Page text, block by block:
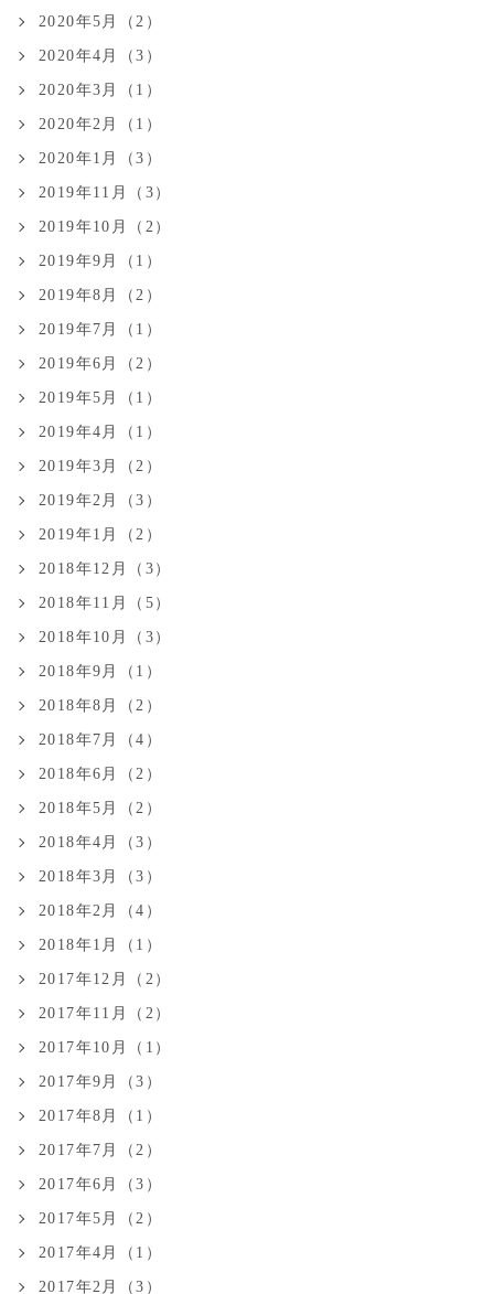
2020年5月（2）
2020年4月（3）
2020年3月（1）
2020年2月（1）
2020年1月（3）
2019年11月（3）
2019年10月（2）
2019年9月（1）
2019年8月（2）
2019年7月（1）
2019年6月（2）
2019年5月（1）
2019年4月（1）
2019年3月（2）
2019年2月（3）
2019年1月（2）
2018年12月（3）
2018年11月（5）
2018年10月（3）
2018年9月（1）
2018年8月（2）
2018年7月（4）
2018年6月（2）
2018年5月（2）
2018年4月（3）
2018年3月（3）
2018年2月（4）
2018年1月（1）
2017年12月（2）
2017年11月（2）
2017年10月（1）
2017年9月（3）
2017年8月（1）
2017年7月（2）
2017年6月（3）
2017年5月（2）
2017年4月（1）
2017年2月（3）